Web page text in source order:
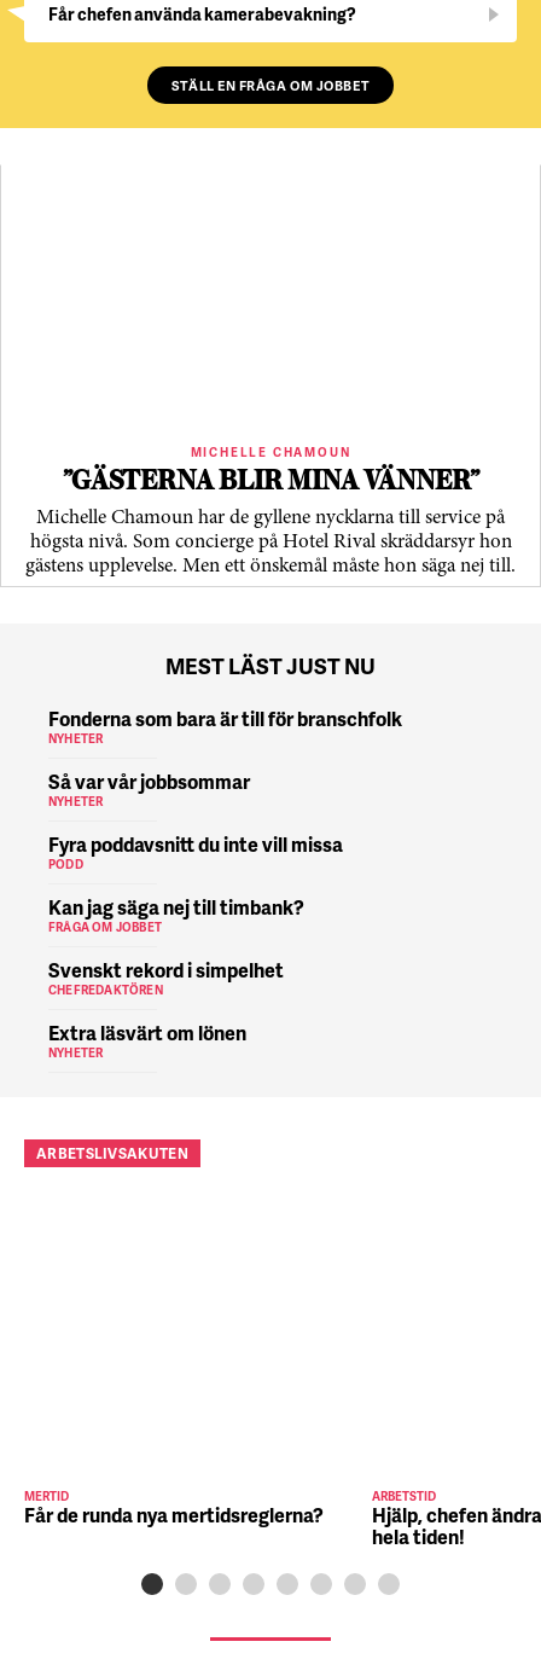
Får chefen använda kamerabevakning?
STÄLL EN FRÅGA OM JOBBET
MICHELLE CHAMOUN
”GÄSTERNA BLIR MINA VÄNNER”
Michelle Chamoun har de gyllene nycklarna till service på
högsta nivå. Som concierge på Hotel Rival skräddarsyr hon
gästens upp­levelse. Men ett önskemål måste hon säga nej till.
MEST LÄST JUST NU
Fonderna som bara är till för branschfolk
NYHETER
Så var vår jobbsommar
NYHETER
Fyra poddavsnitt du inte vill missa
PODD
Kan jag säga nej till timbank?
FRÅGA OM JOBBET
Svenskt rekord i simpelhet
CHEFREDAKTÖREN
Extra läsvärt om lönen
NYHETER
ARBETSLIVSAKUTEN
MERTID
Får de runda nya mertidsreglerna?
ARBETSTID
Hjälp, chefen
hela tiden!